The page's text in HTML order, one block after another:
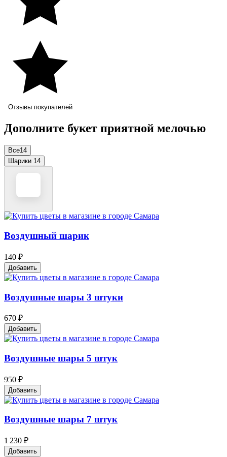
Отзывы покупателей
Дополните букет приятной мелочью
Все14
Шарики 14
Воздушный шарик
140 ₽
Добавить
Воздушные шары 3 штуки
670 ₽
Добавить
Воздушные шары 5 штук
950 ₽
Добавить
Воздушные шары 7 штук
1 230 ₽
Добавить